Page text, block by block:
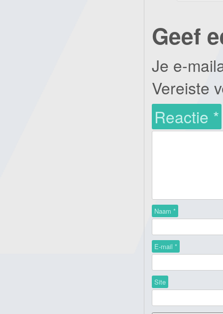
Geef
Je e-
Vereiste
Reactie *
Naam *
E-mail *
Site